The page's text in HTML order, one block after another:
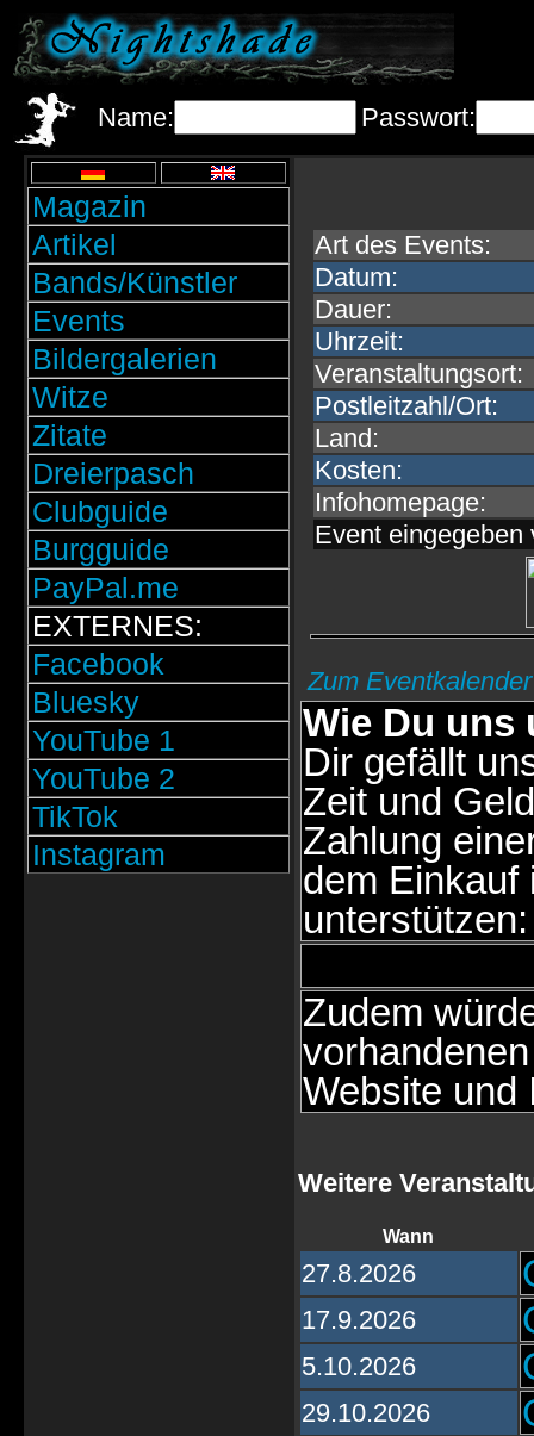
Name: Passwort:
Magazin
Artikel
Bands/Künstler
Events
Bildergalerien
Witze
Zitate
Dreierpasch
Clubguide
Burgguide
PayPal.me
EXTERNES:
Facebook
Bluesky
YouTube 1
YouTube 2
TikTok
Instagram
Art des Events:
Datum:
Dauer:
Uhrzeit:
Veranstaltungsort:
Postleitzahl/Ort:
Land:
Kosten:
Infohomepage:
Event eingegeben
Zum Eventkalender
Wie Du uns
Dir gefällt
Zeit und
Zahlung
dem Einkauf
unterstützen:
Zudem
Website und
Weitere
Wann
27.8.2026
17.9.2026
5.10.2026
29.10.2026